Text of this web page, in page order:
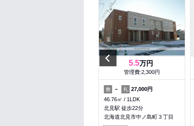
Previous
5.5万円
管理費:2,300円
敷 － 礼 27,000円
46.76㎡
1LDK
北見駅 徒歩22分
北海道北見市中ノ島町３丁目